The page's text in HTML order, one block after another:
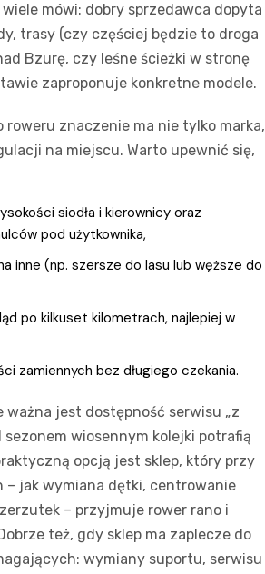
mówi: dobry sprzedawca dopyta
trasy (czy częściej będzie to droga
Bzurę, czy leśne ścieżki w stronę
zaproponuje konkretne modele.
roweru znaczenie ma nie tylko marka,
na miejscu. Warto upewnić się,
siodła i kierownicy oraz
pod użytkownika,
inne (np. szersze do lasu lub węższe do
po kilkuset kilometrach, najlepiej w
zamiennych bez długiego czekania.
ważna jest dostępność serwisu „z
sezonem wiosennym kolejki potrafią
opcją jest sklep, który przy
– jak wymiana dętki, centrowanie
– przyjmuje rower rano i
też, gdy sklep ma zaplecze do
wymiany suportu, serwisu